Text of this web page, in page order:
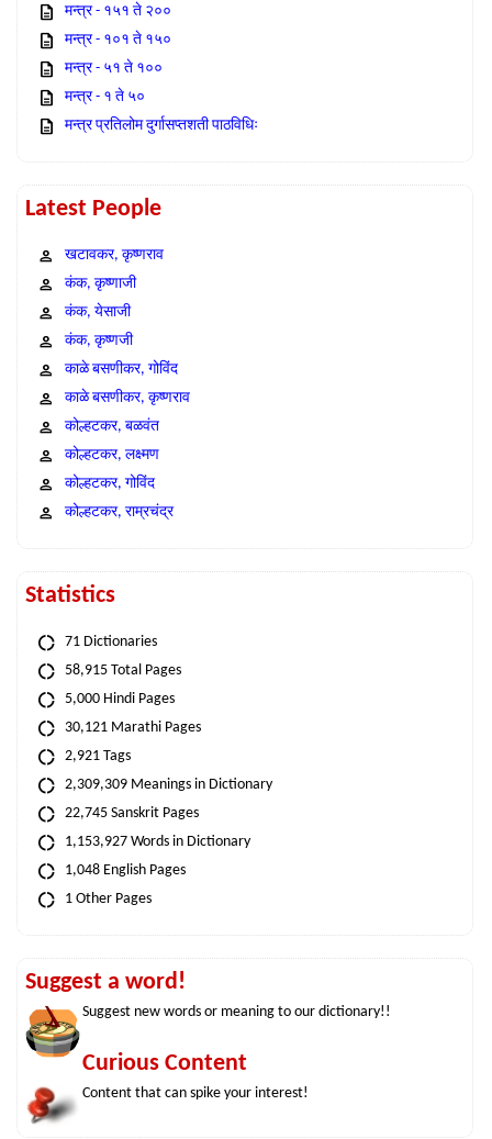
मन्त्र - १५१ ते २००
मन्त्र - १०१ ते १५०
मन्त्र - ५१ ते १००
मन्त्र - १ ते ५०
मन्त्र प्रतिलोम दुर्गासप्तशती पाठविधिः
Latest People
खटावकर, कृष्णराव
कंक, कृष्णाजी
कंक, येसाजी
कंक, कृष्णजी
काळे बसणीकर, गोविंद
काळे बसणीकर, कृष्णराव
कोल्हटकर, बळवंत
कोल्हटकर, लक्ष्मण
कोल्हटकर, गोविंद
कोल्हटकर, राम्रचंद्र
Statistics
71 Dictionaries
58,915 Total Pages
5,000 Hindi Pages
30,121 Marathi Pages
2,921 Tags
2,309,309 Meanings in Dictionary
22,745 Sanskrit Pages
1,153,927 Words in Dictionary
1,048 English Pages
1 Other Pages
Suggest a word!
Suggest new words or meaning to our dictionary!!
Curious Content
Content that can spike your interest!